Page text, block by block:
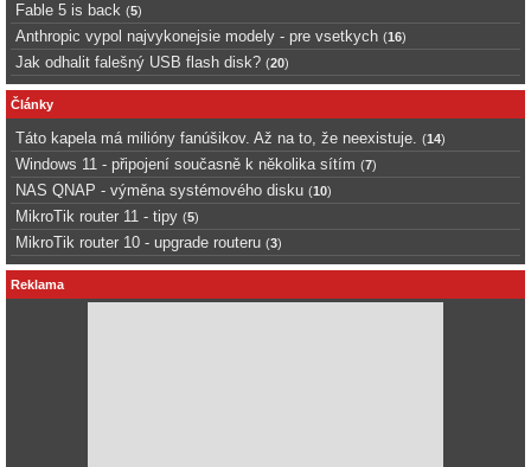
Fable 5 is back (5)
Anthropic vypol najvykonejsie modely - pre vsetkych (16)
Jak odhalit falešný USB flash disk? (20)
Články
Táto kapela má milióny fanúšikov. Až na to, že neexistuje. (14)
Windows 11 - připojení současně k několika sítím (7)
NAS QNAP - výměna systémového disku (10)
MikroTik router 11 - tipy (5)
MikroTik router 10 - upgrade routeru (3)
Reklama